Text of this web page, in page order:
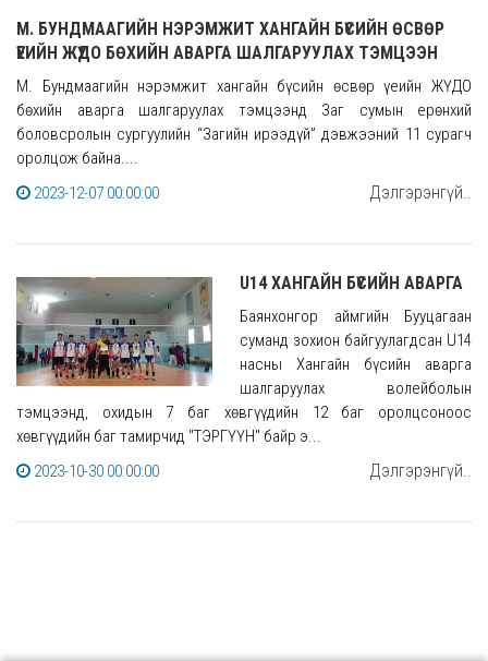
М. БУНДМААГИЙН НЭРЭМЖИТ ХАНГАЙН БҮСИЙН ӨСВӨР
ҮЕИЙН ЖҮДО БӨХИЙН АВАРГА ШАЛГАРУУЛАХ ТЭМЦЭЭН
М. Бундмаагийн нэрэмжит хангайн бүсийн өсвөр үеийн ЖҮДО
бөхийн аварга шалгаруулах тэмцээнд Заг сумын ерөнхий
боловсролын сургуулийн “Загийн ирээдүй” дэвжээний 11 сурагч
оролцож байна....
2023-12-07 00:00:00
Дэлгэрэнгүй..
U14 ХАНГАЙН БҮСИЙН АВАРГА
Баянхонгор аймгийн Бууцагаан
суманд зохион байгуулагдсан U14
насны Хангайн бүсийн аварга
шалгаруулах волeйболын
тэмцээнд, охидын 7 баг хөвгүүдийн 12 баг оролцсоноос
хөвгүүдийн баг тамирчид "ТЭРГҮҮН" байр э...
2023-10-30 00:00:00
Дэлгэрэнгүй..